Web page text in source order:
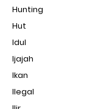
Hunting
Hut
Idul
Ijajah
Ikan
Ilegal